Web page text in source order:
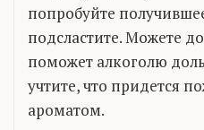
попробуйте
подсластите. Можете
поможет алкоголю
учтите, что придется
ароматом.